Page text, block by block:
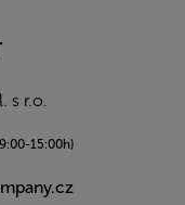
s r.o.
15:00h)